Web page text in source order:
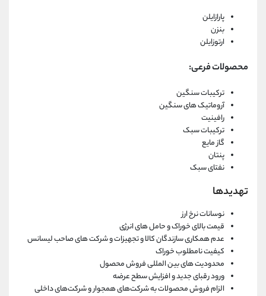
پارازایلن
بنزن
ارتوزایلن
محصولات فرعی:
ترکیبات سنگین
آروماتیک های سنگین
رافینیت
ترکیبات سبک
گاز مایع
پنتان
نفتای سبک
تهدیدها
نوسانات نرخ ارز
قیمت بالای خوراک و حامل های انرژی
عدم همکاری سازندگان کالا و تجهیزات و شرکت های صاحب لیسانس
کیفیت نامطلوب خوراک
محدودیت های بین المللی فروش محصول
ورود رقبای جدید و افزایش سطح عرضه
الزام فروش محصولات به شرکت‌های همجوار و شرکت‌های داخلی